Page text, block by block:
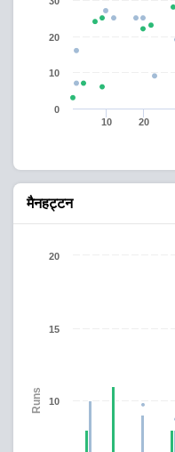
10 20
0
10
20
मैनहट्टन
Runs 10
15
20